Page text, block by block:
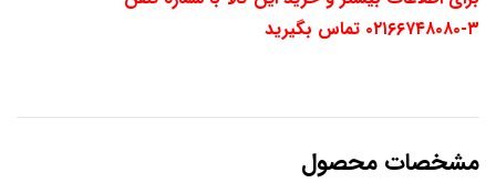
۳-۰۲۱۶۶۷۴۸۰۸۰ تماس بگیرید
مشخصات محصول